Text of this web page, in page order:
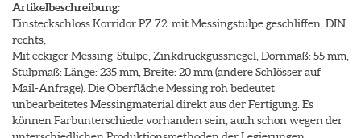
Artikelbeschreibung:
Einsteckschloss Korridor PZ 72, mit Messingstulpe geschliffen, DIN
rechts,
Mit eckiger Messing-Stulpe, Zinkdruckgussriegel, Dornmaß: 55 mm,
Stulpmaß: Länge: 235 mm, Breite: 20 mm (andere Schlösser auf
Mail-Anfrage). Die Oberfläche Messing roh bedeutet
unbearbeitetes Messingmaterial direkt aus der Fertigung. Es
können Farbunterschiede vorhanden sein, auch schon wegen der